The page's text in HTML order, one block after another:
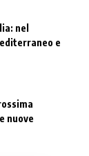
nel
e
nuove